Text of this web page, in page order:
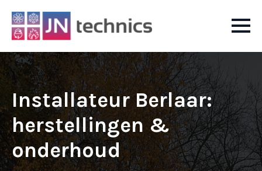
Installateur Berlaar:
herstellingen &
onderhoud